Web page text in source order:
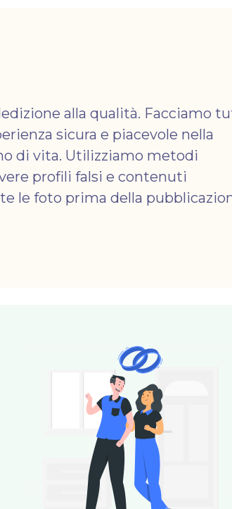
alla qualità. Facciamo
sicura e piacevole nella
di vita. Utilizziamo metodi
profili falsi e contenuti
le foto prima della